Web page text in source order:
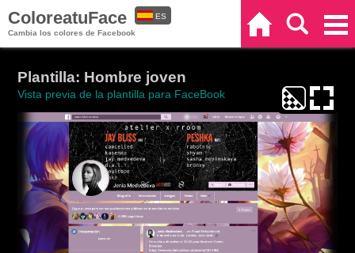
ColoreatuFace
Cambia los colores de Facebook
ES
Plantilla: Hombre joven
Vista previa de la plantilla para FaceBook